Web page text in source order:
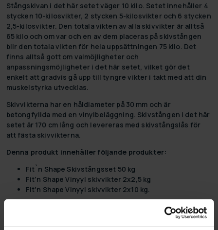
Stångskivan i det här setet väger 10 kilo. Setet innehåller 4
stycken 10-kilosvikter, 2 stycken 5-kilosvikter och 6 stycken
2,5-kilosvikter. Den totala vikten av alla skivvikter är alltså
65 kilo och om var och en av dem placeras på skivstången
blir den totala vikten för hela uppsättningen 75 kilo. Det
finns alltså gott om valmöjligheter och
anpassningsmöjligheter i det här setet, vilket gör det
enkelt att gradvis gå upp till tyngre vikter i takt med att din
muskelstyrka utvecklas.
Skivvikterna har en håldiameter på 30 mm och är
betongfyllda med en vinylbeläggning. Skivstången i det här
setet är 170 cm lång och levereras med skivstångslås för
att fästa skivvikterna.
Denna produkt innehåller följande produkter:
Fit`n Shape Skivstångsset 50 kg
Fit'n Shape Vinyyl skivvikter 2x2,5 kg
Fit'n Shape Vinyyl skivvikter 2x10 kg.